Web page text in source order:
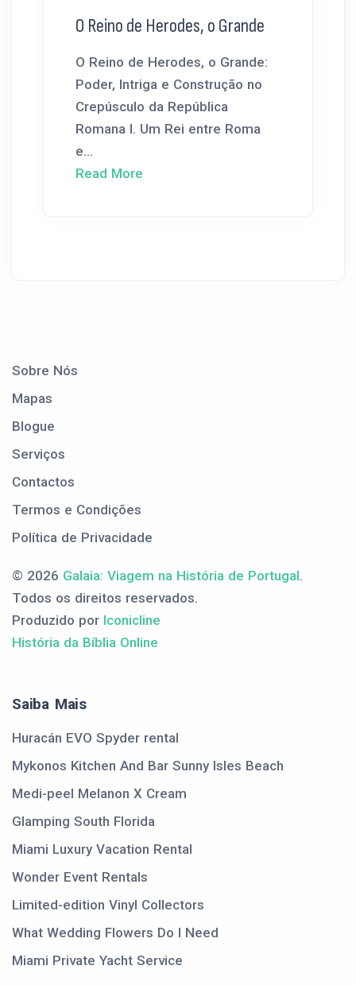
O Reino de Herodes, o Grande
O Reino de Herodes, o Grande:
Poder, Intriga e Construção no
Crepúsculo da República
Romana I. Um Rei entre Roma
e...
Read More
Sobre Nós
Mapas
Blogue
Serviços
Contactos
Termos e Condições
Política de Privacidade
© 2026 Galaia: Viagem na História de Portugal.
Todos os direitos reservados.
Produzido por Iconicline
História da Bíblia Online
Saiba Mais
Huracán EVO Spyder rental
Mykonos Kitchen And Bar Sunny Isles Beach
Medi-peel Melanon X Cream
Glamping South Florida
Miami Luxury Vacation Rental
Wonder Event Rentals
Limited-edition Vinyl Collectors
What Wedding Flowers Do I Need
Miami Private Yacht Service